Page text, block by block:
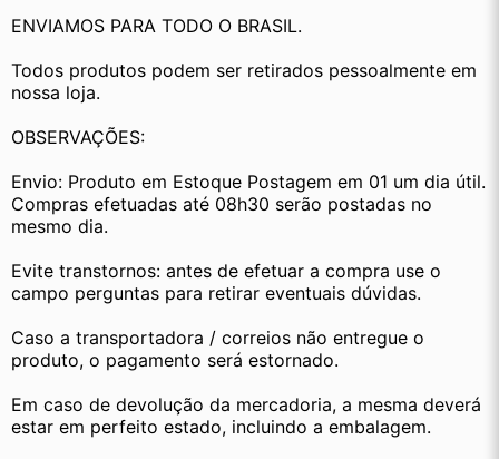
ENVIAMOS PARA TODO O BRASIL.
Todos produtos podem ser retirados pessoalmente em
nossa loja.
OBSERVAÇÕES:
Envio: Produto em Estoque Postagem em 01 um dia útil.
Compras efetuadas até 08h30 serão postadas no
mesmo dia.
Evite transtornos: antes de efetuar a compra use o
campo perguntas para retirar eventuais dúvidas.
Caso a transportadora / correios não entregue o
produto, o pagamento será estornado.
Em caso de devolução da mercadoria, a mesma deverá
estar em perfeito estado, incluindo a embalagem.